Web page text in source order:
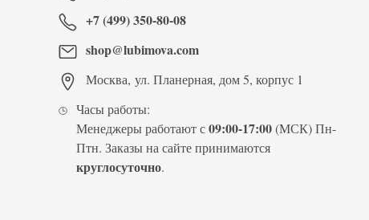
+7 (499) 350-80-08
shop@lubimova.com
Москва, ул. Планерная, дом 5, корпус 1
Часы работы:
Менеджеры работают с09:00-17:00(МСК) Пн-
Птн. Заказы на сайте принимаются
круглосуточно.